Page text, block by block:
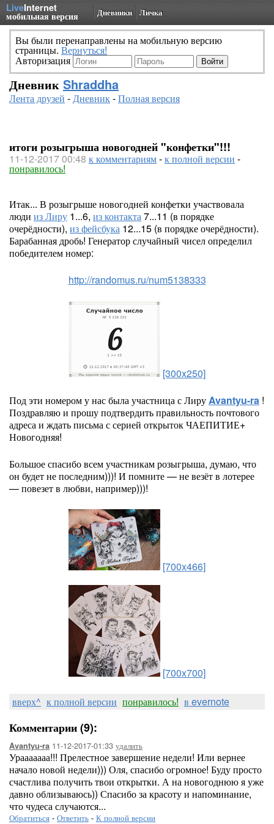
LiveInternet
мобильная версия Дневники Личка
Вы были перенаправлены на мобильную версию
страницы. Вернуться!
Авторизация
Дневник Shraddha
Лента друзей -Дневник-Полная версия
итоги розыгрыша новогодней "конфетки"!!!
11-12-2017 00:48 к комментариям-к полной версии -
понравилось!
Итак... В розыгрыше новогодней конфетки участвовала
люди из Лиру 1...6, из контакта7...11 (в порядке
очерёдности), из фейсбука 12...15 (в порядке очерёдности).
Барабанная дробь! Генератор случайный чисел определил
победителем номер:
http://randomus.ru/num5138333
[300x250]
Под эти номером у нас была участница с ЛируAvantyu-ra !
Поздравляю и прошу подтвердить правильность почтового
адреса и ждать письма с серией открыток ЧАЕПИТИЕ+
Новогодняя!
Большое спасибо всем участникам розыгрыша, думаю, что
он будет не последним)))! И помните — не везёт в лотерее
— повезет в любви, например)))!
[700x466]
[700x700]
вверх^ к полной версии понравилось! в evernote
Комментарии (9):
Avantyu-ra 11-12-2017-01:33 удалить
Урааааааа!!! Прелестное завершение недели! Или вернее
начало новой недели))) Оля, спасибо огромное! Буду просто
счастлива получить твои открытки. А на новогоднюю я уже
давно облизываюсь)) Спасибо за красоту и напоминание,
что чудеса случаются...
Обратиться - Ответить - К полной версии